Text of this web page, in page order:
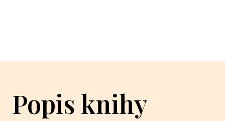
Popis knihy